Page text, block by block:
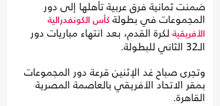
ضمنت ثمانية فرق عربية تأهلها إلى دور
المجموعات في بطولة كأس الكونفدرالية
الأفريقية لكرة القدم، بعد انتهاء مباريات دور
الـ32 الثاني للبطولة.
وتجرى صباح غد الإثنين قرعة دور المجموعات
بمقر الاتحاد الأفريقي بالعاصمة المصرية
القاهرة.